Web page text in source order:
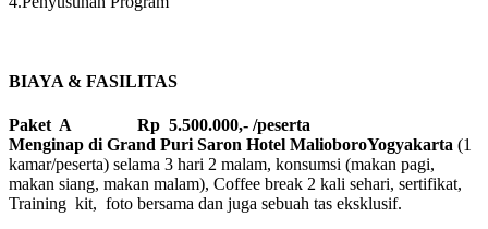
BIAYA & FASILITAS
Paket A Rp 5.500.000,- /peserta
Menginap di Grand Puri Saron Hotel MalioboroYogyakarta (1
kamar/peserta) selama 3 hari 2 malam, konsumsi (makan pagi,
makan siang, makan malam), Coffee break 2 kali sehari, sertifikat,
Training kit, foto bersama dan juga sebuah tas eksklusif.